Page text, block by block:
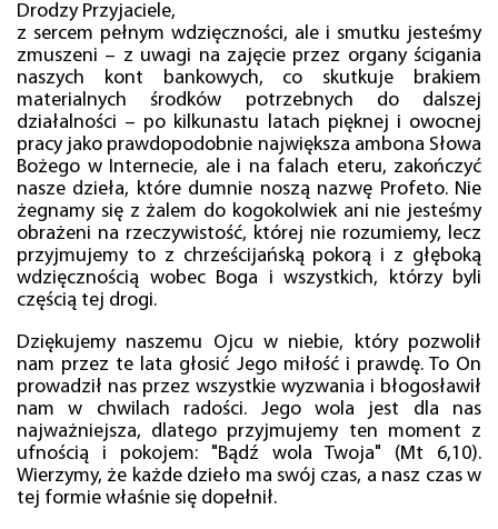
Drodzy Przyjaciele,
z sercem pełnym wdzięczności, ale i smutku jesteśmy
zmuszeni – z uwagi na zajęcie przez organy ścigania
naszych kont bankowych, co skutkuje brakiem
materialnych środków potrzebnych do dalszej
działalności – po kilkunastu latach pięknej i owocnej
pracy jako prawdopodobnie największa ambona Słowa
Bożego w Internecie, ale i na falach eteru, zakończyć
nasze dzieła, które dumnie noszą nazwę Profeto. Nie
żegnamy się z żalem do kogokolwiek ani nie jesteśmy
obrażeni na rzeczywistość, której nie rozumiemy, lecz
przyjmujemy to z chrześcijańską pokorą i z głęboką
wdzięcznością wobec Boga i wszystkich, którzy byli
częścią tej drogi.
Dziękujemy naszemu Ojcu w niebie, który pozwolił
nam przez te lata głosić Jego miłość i prawdę. To On
prowadził nas przez wszystkie wyzwania i błogosławił
nam w chwilach radości. Jego wola jest dla nas
najważniejsza, dlatego przyjmujemy ten moment z
ufnością i pokojem: "Bądź wola Twoja" (Mt 6,10).
Wierzymy, że każde dzieło ma swój czas, a nasz czas w
tej formie właśnie się dopełnił.